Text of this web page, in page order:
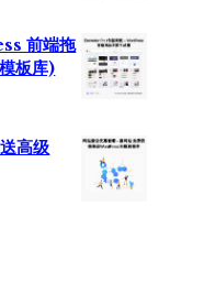
前端拖
板库)
高级